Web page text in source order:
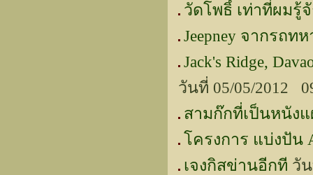
วัดโพธิ์ เท่าที่ผมรู้
Jeepney จากรถ
Jack's Ridge,
วันที่ 05/05/2012
สามก๊กที่เป็นหนัง
โครงการ แบ่งปัน
เจงกิสข่านอีกที วั